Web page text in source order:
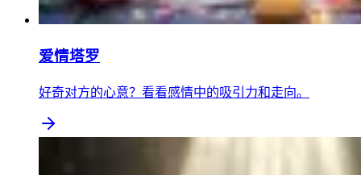
爱情塔罗
好奇对方的心意？看看感情中的吸引力和走向。